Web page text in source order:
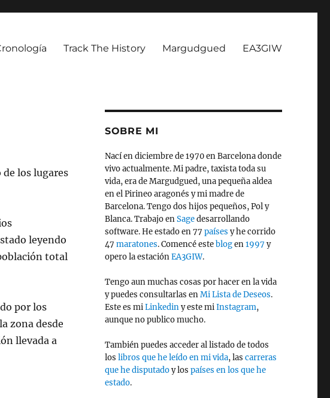
Track The History Margudgued EA3GIW
los lugares
leyendo
total
por los
zona desde
llevada a
SOBRE MI
Nací en diciembre de 1970 en Barcelona donde
vivo actualmente. Mi padre, taxista toda su
vida, era de Margudgued, una pequeña aldea
en el Pirineo aragonés y mi madre de
Barcelona. Tengo dos hijos pequeños, Pol y
Blanca. Trabajo enSagedesarrollando
software. He estado en 77 países y he corrido
47 maratones. Comencé esteblogen1997 y
opero la estaciónEA3GIW.
Tengo aun muchas cosas por hacer en la vida
y puedes consultarlas enMi Lista de Deseos.
Este es miLinkediny este miInstagram,
aunque no publico mucho.
También puedes acceder al listado de todos
los libros que he leído en mi vida, las carreras
que he disputadoy los países en los que he
estado.